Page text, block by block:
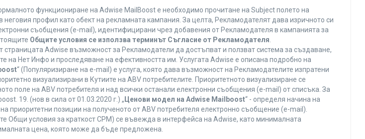
функциониране на Adwise MailBoost е необходимо прочитане на Subject полето на
профил като обект на рекламната кампания. За целта, Рекламодателят дава изричното си
съобщения (e-mail), идентифицирани чрез добавения от Рекламодателя в кампанията за
Общите условия се използва терминът Съгласие от Рекламодателя
страницата Adwise възможност за Рекламодатели да достъпват и ползват система за създаване,
на Нет Инфо и проследяване на ефективността им. Услугата Adwise е описана подробно на
“ (Популяризиране на e-mail) е услуга, която дава възможност на Рекламодателите изпратени
визуализирани в Кутиите на ABV потребителите. Приоритетното визуализиране се
поле на ABV потребителя и над всички останали електронни съобщения (e-mail) от списъка. За
19. (нов в сила от 01.03.2020 г.) „ Ценови модел на Adwise Mailboost“ - определя начина на
приоритетни позиции на полученото от ABV потребителя електронно съобщение (e-mail).
условия за краткост CPM) се въвежда в интерфейса на Adwise, като минималната
цена, която може да бъде предложена.